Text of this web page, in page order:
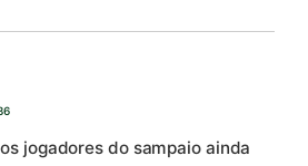
jogadores do sampaio ainda